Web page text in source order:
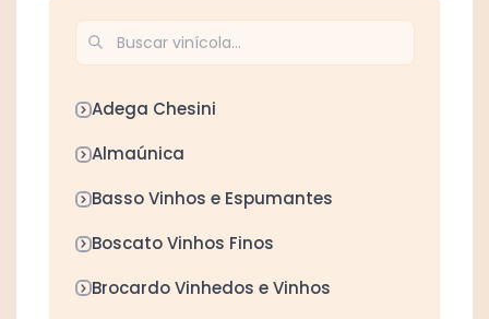
Adega Chesini
Almaúnica
Basso Vinhos e Espumantes
Boscato Vinhos Finos
Brocardo Vinhedos e Vinhos